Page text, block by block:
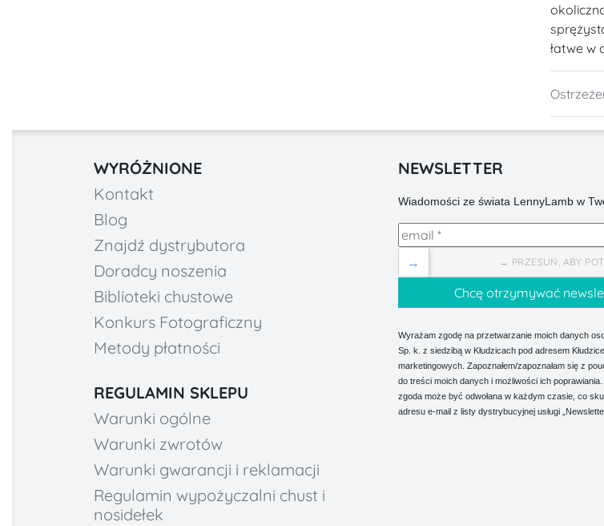
łatwe w
WYRÓŻNIONE
Kontakt
Blog
Znajdź dystrybutora
Doradcy noszenia
Biblioteki chustowe
Konkurs Fotograficzny
Metody płatności
REGULAMIN SKLEPU
Warunki ogólne
Warunki zwrotów
Warunki gwarancji i reklamacji
Regulamin wypożyczalni chust i
nosidełek
NEWSLETTER
Wiadomości ze świata LennyLamb w
→ PRZESUŃ, ABY
→
Wyrażam zgodę na przetwarzanie moich danych
Sp. k. z siedzibą w Kłudzicach pod adresem
marketingowych. Zapoznałem/zapoznałam się z
do treści moich danych i możliwości ich
zgoda może być odwołana w każdym czasie, co
adresu e-mail z listy dystrybucyjnej usługi